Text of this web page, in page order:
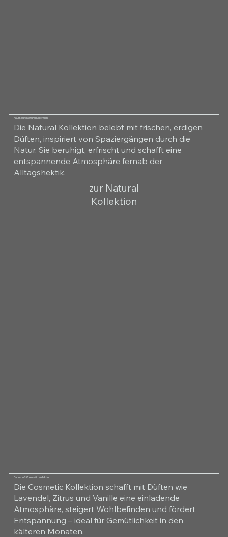
Raumduft Natural Kollektion
Die Natural Kollektion belebt mit frischen, erdigen
Düften, inspiriert von Spaziergängen durch die
Natur. Sie beruhigt, erfrischt und schafft eine
entspannende Atmosphäre fernab der
Alltagshektik.
zur Natural
Kollektion
Raumduft Cosmetic Kollektion
Die Cosmetic Kollektion schafft mit Düften wie
Lavendel, Zitrus und Vanille eine einladende
Atmosphäre, steigert Wohlbefinden und fördert
Entspannung – ideal für Gemütlichkeit in den
kälteren Monaten.